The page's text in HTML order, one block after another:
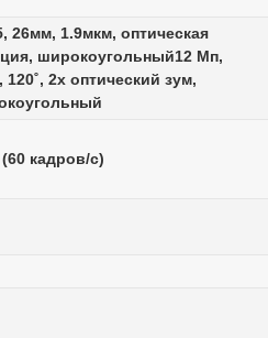
26мм, 1.9мкм, оптическая
широкоугольный12 Мп,
2x оптический зум,
кадров/с)